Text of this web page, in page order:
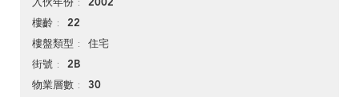
樓齡 22
樓盤類型 住宅
街號 2B
物業層數 30